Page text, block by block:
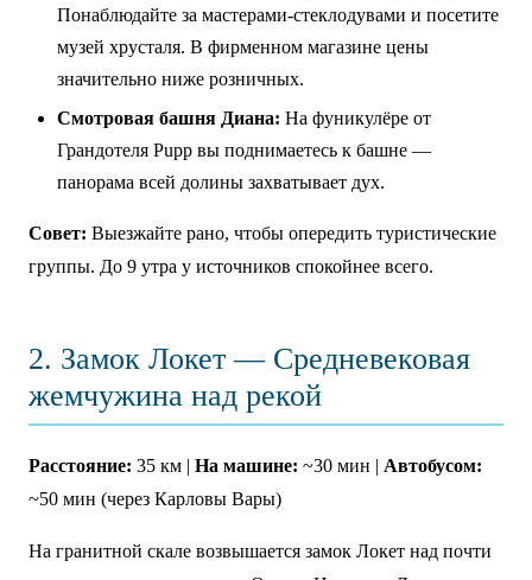
Понаблюдайте за мастерами-стеклодувами и посетите
музей хрусталя. В фирменном магазине цены
значительно ниже розничных.
Смотровая башня Диана: На фуникулёре от
Грандотеля Pupp вы поднимаетесь к башне —
панорама всей долины захватывает дух.
Совет: Выезжайте рано, чтобы опередить туристические
группы. До 9 утра у источников спокойнее всего.
2. Замок Локет — Средневековая
жемчужина над рекой
Расстояние: 35 км | На машине: ~30 мин | Автобусом:
~50 мин (через Карловы Вары)
На гранитной скале возвышается замок Локет над почти